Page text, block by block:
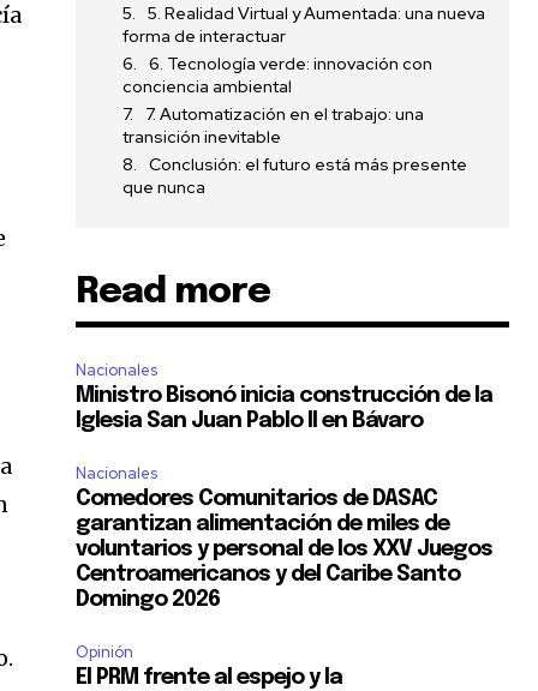
5. Realidad Virtual y Aumentada: una nueva
forma de interactuar
6. Tecnología verde: innovación con
conciencia ambiental
7. Automatización en el trabajo: una
transición inevitable
Conclusión: el futuro está más presente
que nunca
Read more
Nacionales
Ministro Bisonó inicia construcción de la
Iglesia San Juan Pablo II en Bávaro
Nacionales
Comedores Comunitarios de DASAC
garantizan alimentación de miles de
voluntarios y personal de los XXV Juegos
Centroamericanos y del Caribe Santo
Domingo 2026
Opinión
El PRM frente al espejo y la